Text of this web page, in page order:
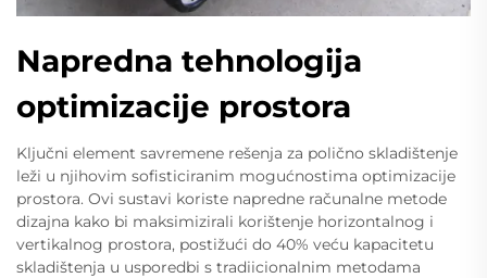
Napredna tehnologija
optimizacije prostora
Ključni element savremene rešenja za polično skladištenje
leži u njihovim sofisticiranim mogućnostima optimizacije
prostora. Ovi sustavi koriste napredne računalne metode
dizajna kako bi maksimizirali korištenje horizontalnog i
vertikalnog prostora, postižući do 40% veću kapacitetu
skladištenja u usporedbi s tradiicionalnim metodama